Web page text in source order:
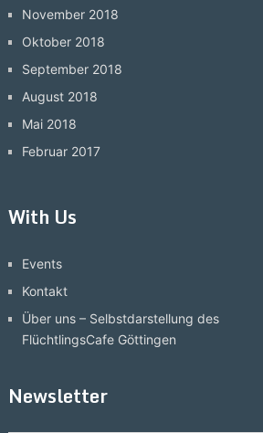
November 2018
Oktober 2018
September 2018
August 2018
Mai 2018
Februar 2017
With Us
Events
Kontakt
Über uns – Selbstdarstellung des
FlüchtlingsCafe Göttingen
Newsletter